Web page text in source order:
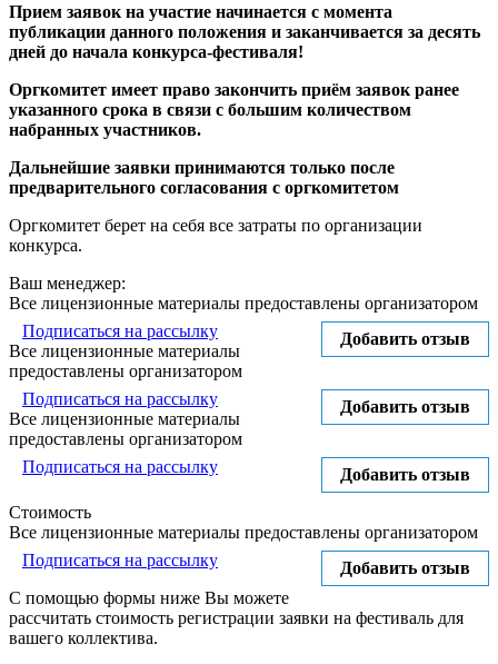
Прием заявок на участие начинается с момента
публикации данного положения и заканчивается за десять
дней до начала конкурса-фестиваля!
Оргкомитет имеет право закончить приём заявок ранее
указанного срока в связи с большим количеством
набранных участников.
Дальнейшие заявки принимаются только после
предварительного согласования с оргкомитетом
Оргкомитет берет на себя все затраты по организации
конкурса.
Ваш менеджер:
Все лицензионные материалы предоставлены организатором
Добавить отзыв
Подписаться на рассылку
Все лицензионные материалы
предоставлены организатором
Добавить отзыв
Подписаться на рассылку
Все лицензионные материалы
предоставлены организатором
Добавить отзыв
Подписаться на рассылку
Стоимость
Все лицензионные материалы предоставлены организатором
Добавить отзыв
Подписаться на рассылку
С помощью формы ниже Вы можете
рассчитать стоимость регистрации заявки на фестиваль для
вашего коллектива.